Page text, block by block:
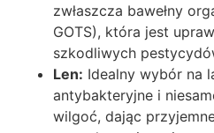
zwłaszcza bawełny
GOTS), która jest
szkodliwych
Len: Idealny wybór na
antybakteryjne i
wilgoć, dając